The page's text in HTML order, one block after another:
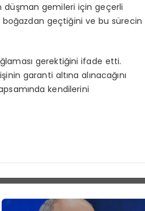
düşman gemileri için geçerli
boğazdan geçtiğini ve bu sürecin
gerektiğini ifade etti.
garanti altına alınacağını
kendilerini